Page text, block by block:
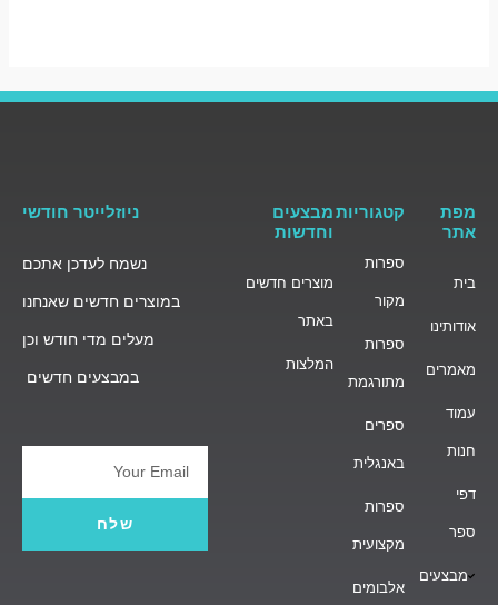
מפת
אתר
בית
אודותינו
מאמרים
עמוד
חנות
דפי
ספר
מבצעים
קטגוריות
ספרות
מקור
ספרות
מתורגמת
ספרים
באנגלית
ספרות
מקצועית
אלבומים
מבצעים
וחדשות
מוצרים חדשים
באתר
המלצות
ניוזלייטר חודשי
נשמח לעדכן אתכם
במוצרים חדשים שאנחנו
מעלים מדי חודש וכן
במבצעים חדשים
Email
שלח